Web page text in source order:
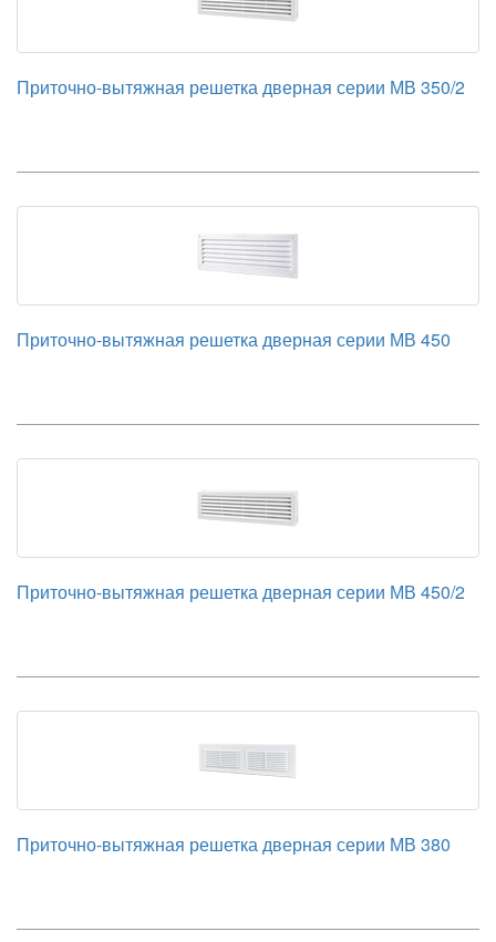
Приточно-вытяжная решетка дверная серии МВ 350/2
Приточно-вытяжная решетка дверная серии МВ 450
Приточно-вытяжная решетка дверная серии МВ 450/2
Приточно-вытяжная решетка дверная серии МВ 380